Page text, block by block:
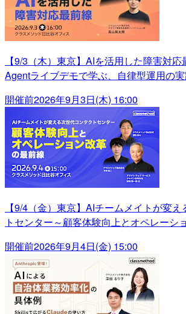
【9/3（木）東京】AIを活用した障害対
Agentライブデモで学ぶ、自律型運用の
開催前2026年9月3日(木) 16:00
【9/4（金）東京】AIチームメイトが変
トセンター～顧客体験向上とオペレーシ
開催前2026年9月4日(金) 15:00